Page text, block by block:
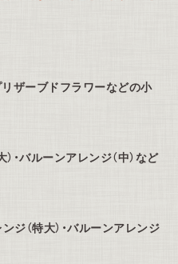
リザーブドフラワーなどの小
・バルーンアレンジ（中）など
ジ（特大）・バルーンアレンジ